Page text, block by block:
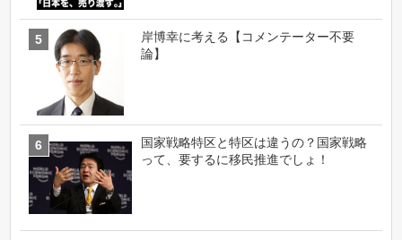
岸博幸に考える【コメンテーター不要
論】
国家戦略特区と特区は違うの？国家戦略
って、要するに移民推進でしょ！